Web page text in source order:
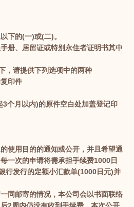
下的(一)或(二)。
册、居留证或特别永住者证明书其中
，请提供下列选项中的两种
印件
3个月以内)的原件空白处加盖登记印
使用目的的通知或公开，并且希望通
一次的申请将需承担手续费1000日
行发行的定额小汇款单(1000日元)并
同邮寄的情况，本公司会以书面联络
2周内仍没有收到手续费，本次公开